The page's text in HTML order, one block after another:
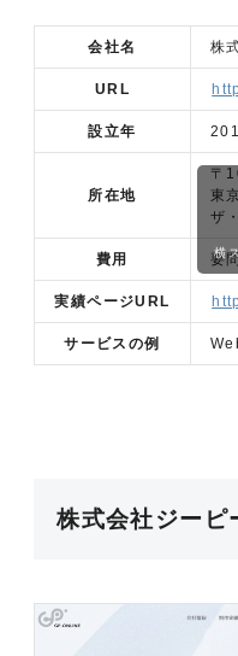
会社名 株
URL
設立年
所在地
〒
東
ザ
費用 要
実績ページURL
サービスの例
横
株式会社ジーピ